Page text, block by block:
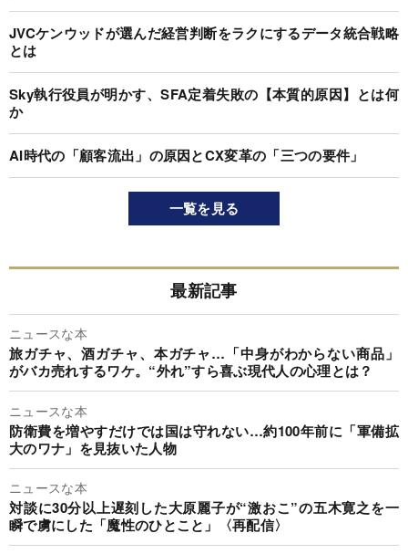
JVCケンウッドが選んだ経営判断をラクにするデータ統合戦略
とは
Sky執行役員が明かす、SFA定着失敗の【本質的原因】とは何
か
AI時代の「顧客流出」の原因とCX変革の「三つの要件」
一覧を見る
最新記事
ニュースな本
旅ガチャ、酒ガチャ、本ガチャ…「中身がわからない商品」
がバカ売れするワケ。“外れ”すら喜ぶ現代人の心理とは？
ニュースな本
防衛費を増やすだけでは国は守れない…約100年前に「軍備拡
大のワナ」を見抜いた人物
ニュースな本
対談に30分以上遅刻した大原麗子が“激おこ”の五木寛之を一
瞬で虜にした「魔性のひとこと」〈再配信〉